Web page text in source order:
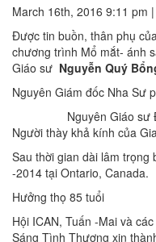
March 16th, 2016 9:11 pm
Được tin buồn, thân phụ
chương trình Mổ mắt- ánh
Giáo sư Nguyễn Quý
Nguyên Giám đốc Nha Sư
Nguyên Giáo sư Đại
Người thày khả kính của
Sau thời gian dài lâm
-2014 tại Ontario, Canada.
Hưởng thọ 85 tuổi
Hội ICAN, Tuấn -Mai và
Sáng Tình Thương xin